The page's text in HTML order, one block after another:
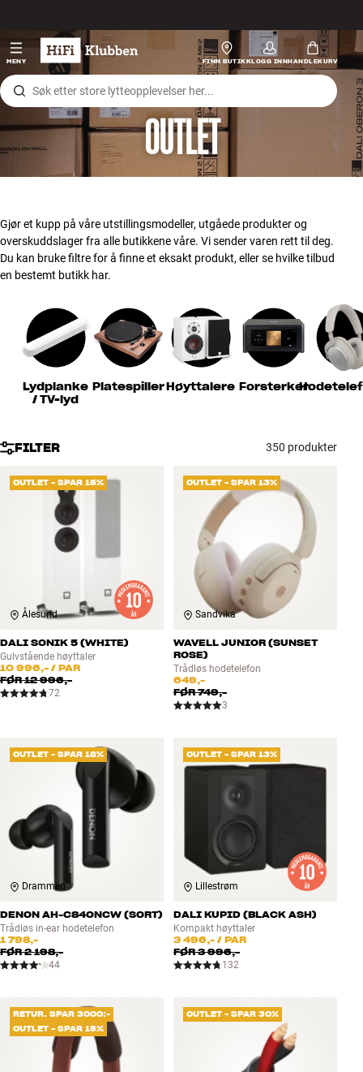
MENY FINN BUTIKKLOGG INNHANDLEKURV
Hi-Fi
Høyttalere
Platespiller
Hodetelefon
Surround
TV
Kabler
NYHETER
TILBUD
Kundeservice
Logg inn
Bygg med lyd
OUTLET
Gjør et kupp på våre utstillingsmodeller, utgåede produkter og
overskuddslager fra alle butikkene våre. Vi sender varen rett til deg.
Du kan bruke filtre for å finne et eksakt produkt, eller se hvilke tilbud
en bestemt butikk har.
Lydplanke
/ TV-lyd
PlatespillerHøyttalere Forsterker
FILTER 350 produkter
OUTLET - SPAR 15%
Ålesund
DALI SONIK 5 (WHITE)
Gulvstående høyttaler
10 996,- / PAR
FØR12 996,-
72
OUTLET - SPAR 13%
Sandvika
WAVELL JUNIOR (SUNSET
ROSE)
Trådløs hodetelefon
649,-
FØR749,-
3
OUTLET - SPAR 18%
Drammen
DENON AH-C840NCW (SORT)
Trådløs in-ear hodetelefon
1 798,-
FØR2 198,-
44
OUTLET - SPAR 13%
Lillestrøm
DALI KUPID (BLACK ASH)
Kompakt høyttaler
3 496,- / PAR
FØR3 996,-
132
RETUR. SPAR 3000:-
OUTLET - SPAR 15%
OUTLET - SPAR 30%